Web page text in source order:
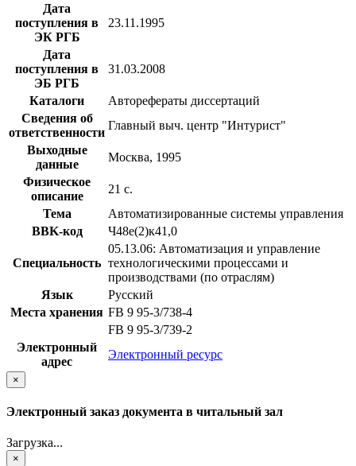
Дата
поступления в
ЭК РГБ
23.11.1995
Дата
поступления в
ЭБ РГБ
31.03.2008
Каталоги
Авторефераты диссертаций
Сведения об
ответственности
Главный выч. центр "Интурист"
Выходные
данные
Москва, 1995
Физическое
описание
21 с.
Тема
Автоматизированные системы управления
BBK-код
Ч48е(2)к41,0
Специальность
05.13.06: Автоматизация и управление
технологическими процессами и
производствами (по отраслям)
Язык
Русский
Места хранения FB 9 95-3/738-4
FB 9 95-3/739-2
Электронный
адрес
Электронный ресурс
×
Электронный заказ документа в читальный зал
Загрузка...
×